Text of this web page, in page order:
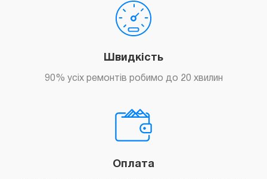
Швидкість
90% усіх ремонтів робимо до 20 хвилин
Оплата